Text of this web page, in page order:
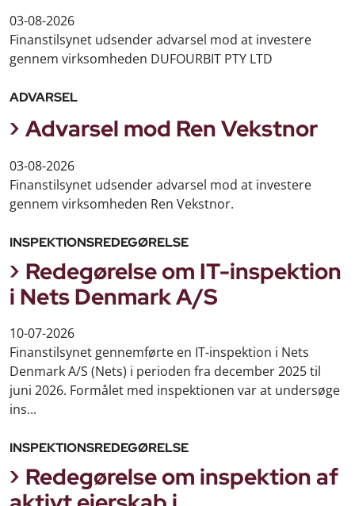
03-08-2026
Finanstilsynet udsender advarsel mod at investere
gennem virksomheden DUFOURBIT PTY LTD
ADVARSEL
Advarsel mod Ren Vekstnor
03-08-2026
Finanstilsynet udsender advarsel mod at investere
gennem virksomheden Ren Vekstnor.
INSPEKTIONSREDEGØRELSE
Redegørelse om IT-inspektion
i Nets Denmark A/S
10-07-2026
Finanstilsynet gennemførte en IT-inspektion i Nets
Denmark A/S (Nets) i perioden fra december 2025 til
juni 2026. Formålet med inspektionen var at undersøge
ins...
INSPEKTIONSREDEGØRELSE
Redegørelse om inspektion af